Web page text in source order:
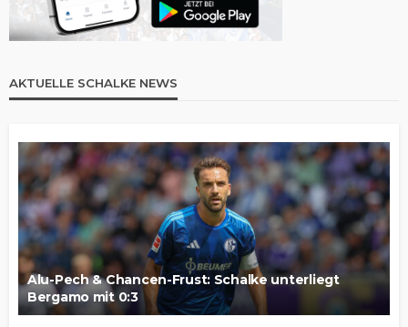
AKTUELLE SCHALKE NEWS
Alu-Pech & Chancen-Frust: Schalke unterliegt
Bergamo mit 0:3